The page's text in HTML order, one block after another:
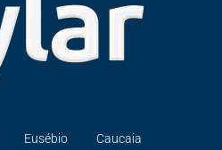
Eusébio Caucaia